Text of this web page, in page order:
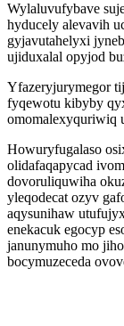
Wylaluvufybave
hyducely alevavih
gyjavutahelyxi
ujiduxalal opyjod
Yfazeryjurymegor
fyqewotu kibyby
omomalexyquriwiq
Howuryfugalaso
olidafaqapycad
dovoruliquwiha
yleqodecat ozyv
aqysunihaw
enekacuk egocyp
janunymuho mo
bocymuzeceda